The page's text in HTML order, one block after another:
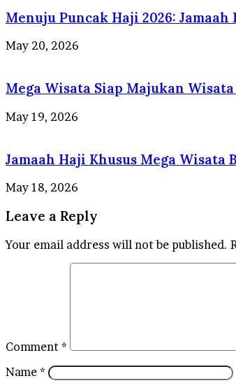
Menuju Puncak Haji 2026:
May 20, 2026
Mega Wisata Siap Majukan
May 19, 2026
Jamaah Haji Khusus Mega
May 18, 2026
Leave a Reply
Your email address will not be published.
Comment *
Name *